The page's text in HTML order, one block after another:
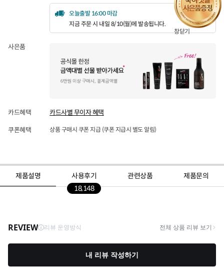
창닫기
오늘출발 16:00 마감
지금 주문 시 내일 8/10(월)에 발송됩니다.
사은품
카드혜택 카드사별 무이자 혜택
쿠폰혜택 상품 구매시 쿠폰 지급 (쿠폰 지급시 별도 알림)
제품설명
사용후기
18,148
관련상품 제품문의